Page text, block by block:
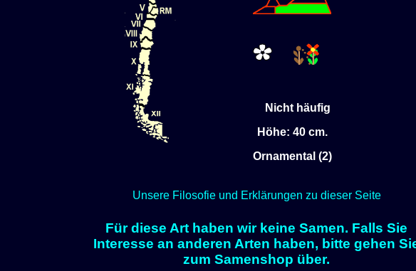
Nicht häufig
Höhe: 40 cm.
Ornamental (2)
Unsere Filosofie und Erklärungen zu dieser Seite
Für diese Art haben wir keine Samen. Falls Sie
Interesse an anderen Arten haben, bitte gehen
zum Samenshop über.